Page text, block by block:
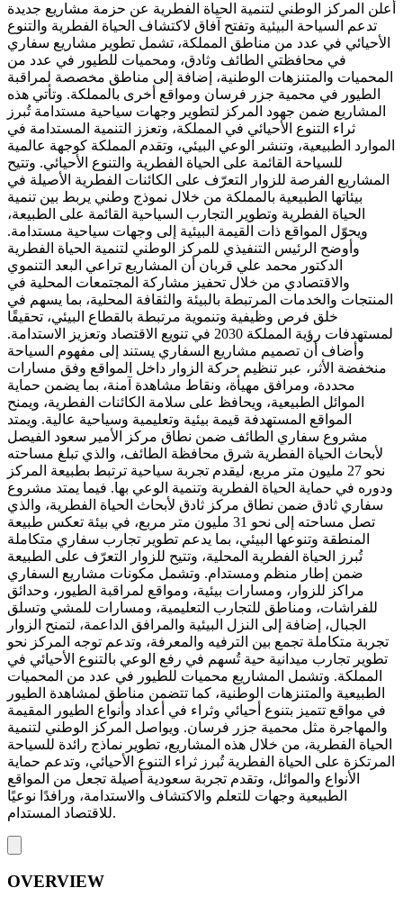
أعلن المركز الوطني لتنمية الحياة الفطرية عن حزمة مشاريع جديدة
تدعم السياحة البيئية وتفتح آفاق لاكتشاف الحياة الفطرية والتنوع
الأحيائي في عدد من مناطق المملكة، تشمل تطوير مشاريع سفاري
في محافظتي الطائف وثادق، ومحميات للطيور في عدد من
المحميات والمتنزهات الوطنية، إضافة إلى مناطق مخصصة لمراقبة
الطيور في محمية جزر فرسان ومواقع أخرى بالمملكة. وتأتي هذه
المشاريع ضمن جهود المركز لتطوير وجهات سياحية مستدامة تُبرز
ثراء التنوع الأحيائي في المملكة، وتعزز التنمية المستدامة في
الموارد الطبيعية، وتنشر الوعي البيئي، وتقدم المملكة كوجهة عالمية
للسياحة القائمة على الحياة الفطرية والتنوع الأحيائي. وتتيح
المشاريع الفرصة للزوار التعرّف على الكائنات الفطرية الأصيلة في
بيئاتها الطبيعية بالمملكة من خلال نموذج وطني يربط بين تنمية
الحياة الفطرية وتطوير التجارب السياحية القائمة على الطبيعة،
ويحوّل المواقع ذات القيمة البيئية إلى وجهات سياحية مستدامة.
وأوضح الرئيس التنفيذي للمركز الوطني لتنمية الحياة الفطرية
الدكتور محمد علي قربان أن المشاريع تراعي البعد التنموي
والاقتصادي من خلال تحفيز مشاركة المجتمعات المحلية في
المنتجات والخدمات المرتبطة بالبيئة والثقافة المحلية، بما يسهم في
خلق فرص وظيفية وتنموية مرتبطة بالقطاع البيئي، تحقيقًا
لمستهدفات رؤية المملكة 2030 في تنويع الاقتصاد وتعزيز الاستدامة.
وأضاف أن تصميم مشاريع السفاري يستند إلى مفهوم السياحة
منخفضة الأثر، عبر تنظيم حركة الزوار داخل المواقع وفق مسارات
محددة، ومرافق مهيأة، ونقاط مشاهدة آمنة، بما يضمن حماية
الموائل الطبيعية، ويحافظ على سلامة الكائنات الفطرية، ويمنح
المواقع المستهدفة قيمة بيئية وتعليمية وسياحية عالية. ويمتد
مشروع سفاري الطائف ضمن نطاق مركز الأمير سعود الفيصل
لأبحاث الحياة الفطرية شرق محافظة الطائف، والذي تبلغ مساحته
نحو 27 مليون متر مربع، ليقدم تجربة سياحية ترتبط بطبيعة المركز
ودوره في حماية الحياة الفطرية وتنمية الوعي بها. فيما يمتد مشروع
سفاري ثادق ضمن نطاق مركز ثادق لأبحاث الحياة الفطرية، والذي
تصل مساحته إلى نحو 31 مليون متر مربع، في بيئة تعكس طبيعة
المنطقة وتنوعها البيئي، بما يدعم تطوير تجارب سفاري متكاملة
تُبرز الحياة الفطرية المحلية، وتتيح للزوار التعرّف على الطبيعة
ضمن إطار منظم ومستدام. وتشمل مكونات مشاريع السفاري
مراكز للزوار، ومسارات بيئية، ومواقع لمراقبة الطيور، وحدائق
للفراشات، ومناطق للتجارب التعليمية، ومسارات للمشي وتسلق
الجبال، إضافة إلى النزل البيئية والمرافق الداعمة، لتمنح الزوار
تجربة متكاملة تجمع بين الترفيه والمعرفة، وتدعم توجه المركز نحو
تطوير تجارب ميدانية حية تُسهم في رفع الوعي بالتنوع الأحيائي في
المملكة. وتشمل المشاريع محميات للطيور في عدد من المحميات
الطبيعية والمتنزهات الوطنية، كما تتضمن مناطق لمشاهدة الطيور
في مواقع تتميز بتنوع أحيائي وثراء في أعداد وأنواع الطيور المقيمة
والمهاجرة مثل محمية جزر فرسان. ويواصل المركز الوطني لتنمية
الحياة الفطرية، من خلال هذه المشاريع، تطوير نماذج رائدة للسياحة
المرتكزة على الحياة الفطرية تُبرز ثراء التنوع الأحيائي، وتدعم حماية
الأنواع والموائل، وتقدم تجربة سعودية أصيلة تجعل من المواقع
الطبيعية وجهات للتعلم والاكتشاف والاستدامة، ورافدًا نوعيًا
للاقتصاد المستدام.
OVERVIEW